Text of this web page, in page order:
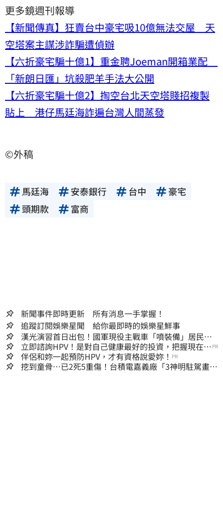
更多鏡週刊報導
【新聞傳真】狂賣台中豪宅吸10億無法交屋 天
空塔案主謀涉詐騙遭偵辦
【六折豪宅騙十億1】重金聘Joeman開箱業配
「新朗日匯」坑殺肥羊手法大公開
【六折豪宅騙十億2】掏空台北天空塔賤招複製
貼上 港仔馬廷海詐遍台灣人間蒸發
©外稿
馬廷海 安泰銀行 台中
豪宅
頭期款
富商
新聞事件即時更新 所有消息一手掌握！
追蹤訂閱娛樂星聞 給你最即時的娛樂星鮮事
漢光演習首日出包！國軍現役主戰車「噴裝備」居民撿
到零件…軍方說話了
立即諮詢HPV！是對自己健康最好的投資，把握現在不
嫌晚！
PR
伴侶和妳一起預防HPV，才有資格說愛妳！ PR
挖到童骨…已2死5重傷！台積電嘉義廠「3神明駐駕畫面